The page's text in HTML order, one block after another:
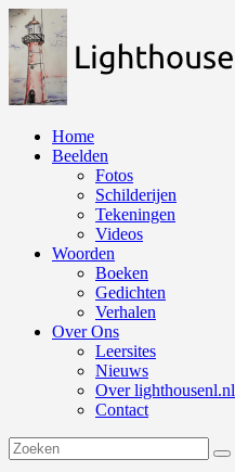
Naar
de
inhoud
springen
Home
Beelden
Fotos
Schilderijen
Tekeningen
Videos
Woorden
Boeken
Gedichten
Verhalen
Over Ons
Leersites
Nieuws
Over lighthousenl.nl
Contact